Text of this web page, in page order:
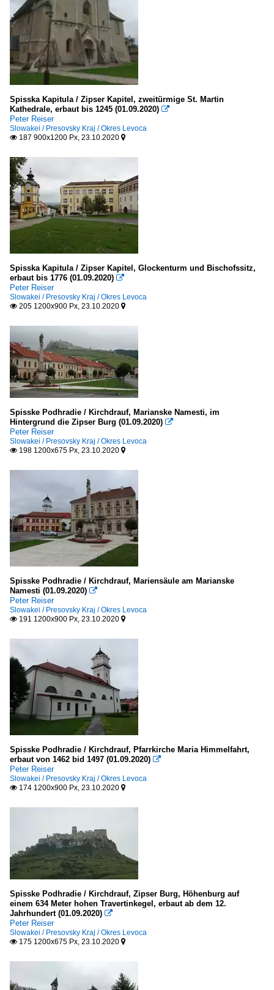
Spisska Kapitula / Zipser Kapitel, zweitürmige St. Martin
Kathedrale, erbaut bis 1245 (01.09.2020) 
Peter Reiser
Slowakei / Presovsky Kraj / Okres Levoca
 187 900x1200 Px, 23.10.2020 
Spisska Kapitula / Zipser Kapitel, Glockenturm und Bischofssitz,
erbaut bis 1776 (01.09.2020) 
Peter Reiser
Slowakei / Presovsky Kraj / Okres Levoca
 205 1200x900 Px, 23.10.2020 
Spisske Podhradie / Kirchdrauf, Marianske Namesti, im
Hintergrund die Zipser Burg (01.09.2020) 
Peter Reiser
Slowakei / Presovsky Kraj / Okres Levoca
 198 1200x675 Px, 23.10.2020 
Spisske Podhradie / Kirchdrauf, Mariensäule am Marianske
Namesti (01.09.2020) 
Peter Reiser
Slowakei / Presovsky Kraj / Okres Levoca
 191 1200x900 Px, 23.10.2020 
Spisske Podhradie / Kirchdrauf, Pfarrkirche Maria Himmelfahrt,
erbaut von 1462 bid 1497 (01.09.2020) 
Peter Reiser
Slowakei / Presovsky Kraj / Okres Levoca
 174 1200x900 Px, 23.10.2020 
Spisske Podhradie / Kirchdrauf, Zipser Burg, Höhenburg auf
einem 634 Meter hohen Travertinkegel, erbaut ab dem 12.
Jahrhundert (01.09.2020) 
Peter Reiser
Slowakei / Presovsky Kraj / Okres Levoca
 175 1200x675 Px, 23.10.2020 